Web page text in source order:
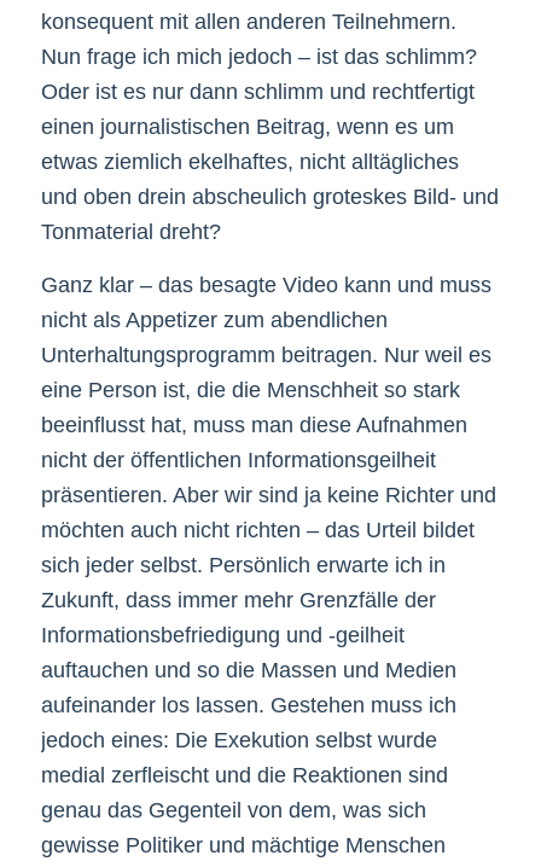
konsequent mit allen anderen Teilnehmern.
Nun frage ich mich jedoch – ist das schlimm?
Oder ist es nur dann schlimm und rechtfertigt
einen journalistischen Beitrag, wenn es um
etwas ziemlich ekelhaftes, nicht alltägliches
und oben drein abscheulich groteskes Bild- und
Tonmaterial dreht?
Ganz klar – das besagte Video kann und muss
nicht als Appetizer zum abendlichen
Unterhaltungsprogramm beitragen. Nur weil es
eine Person ist, die die Menschheit so stark
beeinflusst hat, muss man diese Aufnahmen
nicht der öffentlichen Informationsgeilheit
präsentieren. Aber wir sind ja keine Richter und
möchten auch nicht richten – das Urteil bildet
sich jeder selbst. Persönlich erwarte ich in
Zukunft, dass immer mehr Grenzfälle der
Informationsbefriedigung und -geilheit
auftauchen und so die Massen und Medien
aufeinander los lassen. Gestehen muss ich
jedoch eines: Die Exekution selbst wurde
medial zerfleischt und die Reaktionen sind
genau das Gegenteil von dem, was sich
gewisse Politiker und mächtige Menschen